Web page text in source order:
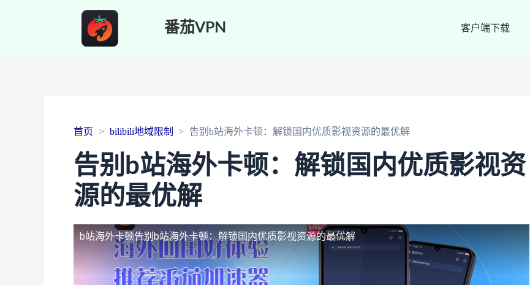
番茄VPN 客户端下载
首页 bilibili地域限制 告别b站海外卡顿：解锁国内优质影视资源的最优解
告别b站海外卡顿：解锁国内优质影视资
源的最优解
b站海外卡顿告别b站海外卡顿：解锁国内优质影视资源的最优解